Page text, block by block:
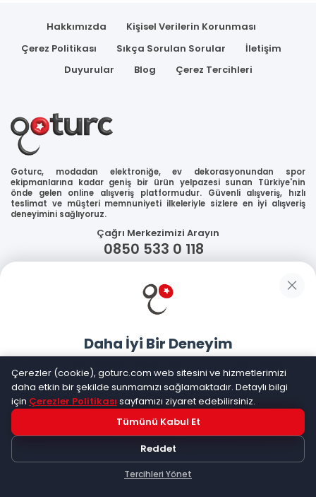
Hakkımızda
Kişisel Verilerin Korunması
Çerez Politikası
Sıkça Sorulan Sorular
İletişim
Duyurular
Blog Çerez Tercihleri
Goturc, modadan elektroniğe, ev dekorasyonundan spor
ekipmanlarına kadar geniş bir ürün yelpazesi sunan Türkiye'nin
önde gelen online alışveriş platformudur. Güvenli alışveriş, hızlı
teslimat ve müşteri memnuniyeti ilkeleriyle sizlere en iyi alışveriş
deneyimini sağlıyoruz.
Çağrı Merkezimizi Arayın
0850 533 0 118
Güvenliğiniz
Sosyal Medya
Mobil Uygulamalarımız
Daha İyi Bir Deneyim
Goturc mobil uygulamasıyla daha hızlı ve kolay alışveriş
yapın
Hemen Dene!
Uygulama yüklüyse açılacak, değilseGoogle Play'e
yönlendirileceksiniz
Çerezler (cookie), goturc.com web sitesini ve hizmetlerimizi
daha etkin bir şekilde sunmamızı sağlamaktadır. Detaylı bilgi
için Çerezler Politikası sayfamızı ziyaret edebilirsiniz.
Tümünü Kabul Et
Reddet
Tercihleri Yönet